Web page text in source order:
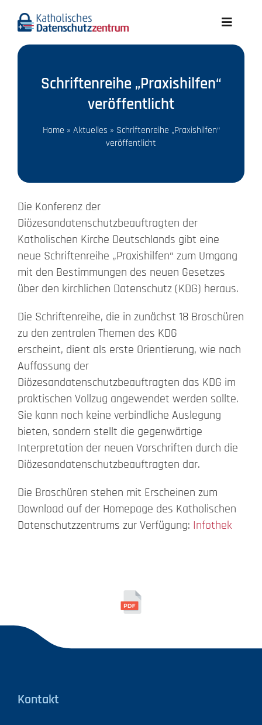
Toggle
Aktuelles
Wir über uns
Datenschutz A-Z
Recht
Infothek
Meldungen
Beschwerde
Kontakt
Search
for:
Schriftenreihe „Praxishilfen“
veröffentlicht
Home » Aktuelles » Schriftenreihe „Praxishilfen“
veröffentlicht
Die Konferenz der
Diözesandatenschutzbeauftragten der
Katholischen Kirche Deutschlands gibt eine
neue Schriftenreihe „Praxishilfen“ zum Umgang
mit den Bestimmungen des neuen Gesetzes
über den kirchlichen Datenschutz (KDG) heraus.
Die Schriftenreihe, die in zunächst 18 Broschüren
zu den zentralen Themen des KDG
erscheint, dient als erste Orientierung, wie nach
Auffassung der
Diözesandatenschutzbeauftragten das KDG im
praktischen Vollzug angewendet werden sollte.
Sie kann noch keine verbindliche Auslegung
bieten, sondern stellt die gegenwärtige
Interpretation der neuen Vorschriften durch die
Diözesandatenschutzbeauftragten dar.
Die Broschüren stehen mit Erscheinen zum
Download auf der Homepage des Katholischen
Datenschutzzentrums zur Verfügung: Infothek
Kontakt